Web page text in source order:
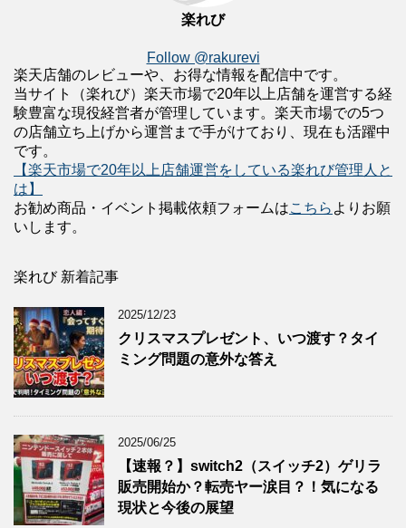
楽れび
Follow @rakurevi
楽天店舗のレビューや、お得な情報を配信中です。
当サイト（楽れび）楽天市場で20年以上店舗を運営する経
験豊富な現役経営者が管理しています。楽天市場での5つ
の店舗立ち上げから運営まで手がけており、現在も活躍中
です。
【楽天市場で20年以上店舗運営をしている楽れび管理人と
は】
お勧め商品・イベント掲載依頼フォームはこちら よりお願
いします。
楽れび 新着記事
2025/12/23
クリスマスプレゼント、いつ渡す？タイ
ミング問題の意外な答え
2025/06/25
【速報？】switch2（スイッチ2）ゲリラ
販売開始か？転売ヤー涙目？！気になる
現状と今後の展望